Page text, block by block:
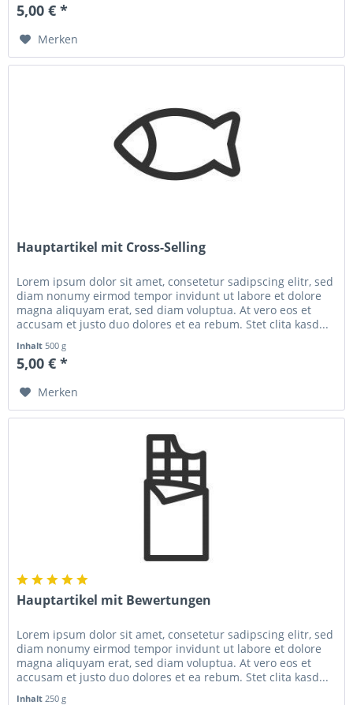
5,00 € *
Merken
Hauptartikel mit Cross-Selling
Lorem ipsum dolor sit amet, consetetur sadipscing elitr, sed
diam nonumy eirmod tempor invidunt ut labore et dolore
magna aliquyam erat, sed diam voluptua. At vero eos et
accusam et justo duo dolores et ea rebum. Stet clita kasd...
Inhalt 500 g
5,00 € *
Merken
Hauptartikel mit Bewertungen
Lorem ipsum dolor sit amet, consetetur sadipscing elitr, sed
diam nonumy eirmod tempor invidunt ut labore et dolore
magna aliquyam erat, sed diam voluptua. At vero eos et
accusam et justo duo dolores et ea rebum. Stet clita kasd...
Inhalt 250 g